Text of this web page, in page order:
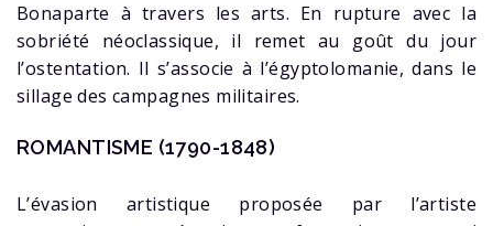
Bonaparte à travers les arts. En rupture avec la
sobriété néoclassique, il remet au goût du jour
l’ostentation. Il s’associe à l’égyptolomanie, dans le
sillage des campagnes militaires.
ROMANTISME (1790-1848)
L’évasion artistique proposée par l’artiste